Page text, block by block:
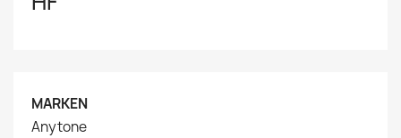
MARKEN
Anytone